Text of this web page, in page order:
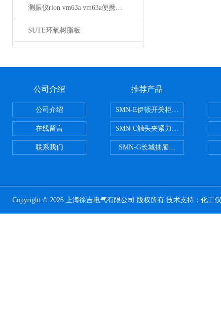
测振仪rion vm63a vm63a便携式测振仪供应商
SUTE环氧树脂板
公司介绍
公司介绍
在线留言
联系我们
推荐产品
SMN-E伊顿开关柜触头夹紧力检
SMN-C触头夹紧力检测仪
SMN-G长城抽屉开关柜触头夹紧
Copyright © 2026 上海徐吉电气有限公司 版权所有 技术支持： 化工